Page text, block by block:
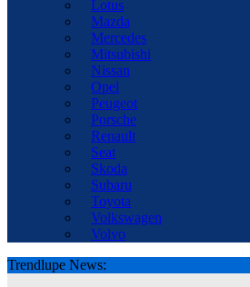
Lotus
Mazda
Mercedes
Mitsubishi
Nissan
Opel
Peugeot
Porsche
Renault
Seat
Skoda
Subaru
Toyota
Volkswagen
Volvo
Trendlupe News: